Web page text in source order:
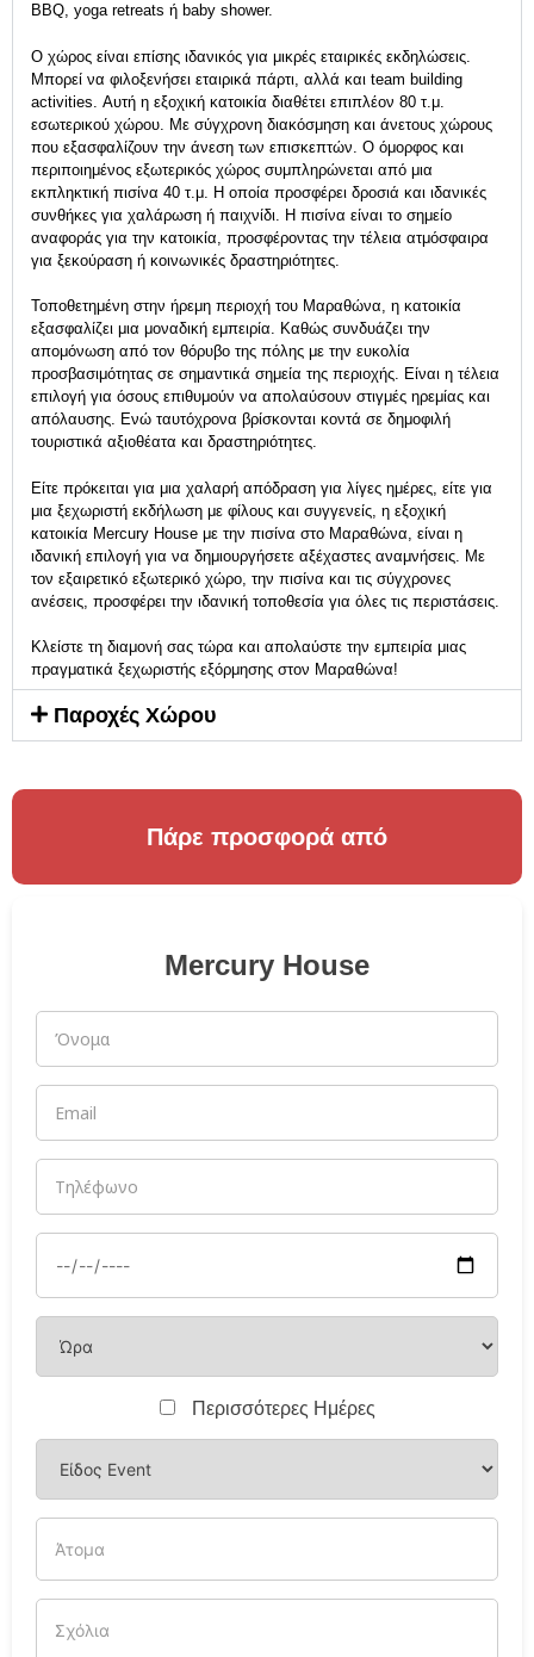
BBQ, yoga retreats ή baby shower.
Ο χώρος είναι επίσης ιδανικός για μικρές εταιρικές εκδηλώσεις.
Μπορεί να φιλοξενήσει εταιρικά πάρτι , αλλά και team building
activities. Αυτή η εξοχική κατοικία διαθέτει επιπλέον 80 τ.μ.
εσωτερικού χώρου. Με σύγχρονη διακόσμηση και άνετους χώρους
που εξασφαλίζουν την άνεση των επισκεπτών. Ο όμορφος και
περιποιημένος εξωτερικός χώρος συμπληρώνεται από μια
εκπληκτική πισίνα 40 τ.μ. Η οποία προσφέρει δροσιά και ιδανικές
συνθήκες για χαλάρωση ή παιχνίδι. Η πισίνα είναι το σημείο
αναφοράς για την κατοικία, προσφέροντας την τέλεια ατμόσφαιρα
για ξεκούραση ή κοινωνικές δραστηριότητες.
Τοποθετημένη στην ήρεμη περιοχή του Μαραθώνα, η κατοικία
εξασφαλίζει μια μοναδική εμπειρία. Καθώς συνδυάζει την
απομόνωση από τον θόρυβο της πόλης με την ευκολία
προσβασιμότητας σε σημαντικά σημεία της περιοχής. Είναι η τέλεια
επιλογή για όσους επιθυμούν να απολαύσουν στιγμές ηρεμίας και
απόλαυσης. Ενώ ταυτόχρονα βρίσκονται κοντά σε δημοφιλή
τουριστικά αξιοθέατα και δραστηριότητες.
Είτε πρόκειται για μια χαλαρή απόδραση για λίγες ημέρες, είτε για
μια ξεχωριστή εκδήλωση με φίλους και συγγενείς, η εξοχική
κατοικία Mercury House με την πισίνα στο Μαραθώνα, είναι η
ιδανική επιλογή για να δημιουργήσετε αξέχαστες αναμνήσεις. Με
τον εξαιρετικό εξωτερικό χώρο, την πισίνα και τις σύγχρονες
ανέσεις, προσφέρει την ιδανική τοποθεσία για όλες τις περιστάσεις.
Κλείστε τη διαμονή σας τώρα και απολαύστε την εμπειρία μιας
πραγματικά ξεχωριστής εξόρμησης στον Μαραθώνα!
Παροχές Χώρου
Πάρε προσφορά από
Mercury House
Περισσότερες Ημέρες